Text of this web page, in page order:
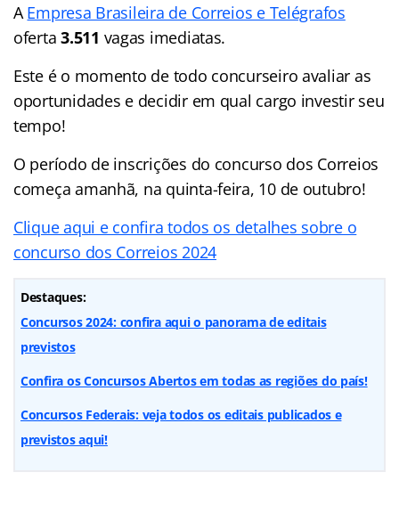
AEmpresa Brasileira de Correios e Telégrafos
oferta3.511 vagas imediatas.
Este é o momento de todo concurseiro avaliar as
oportunidades e decidir em qual cargo investir seu
tempo!
O período de inscrições do concurso dos Correios
começa amanhã, na quinta-feira, 10 de outubro!
Clique aqui e confira todos os detalhes sobre o
concurso dos Correios 2024
Destaques:
Concursos 2024: confira aqui o panorama de editais
previstos
Confira os Concursos Abertos em todas as regiões do país!
Concursos Federais: veja todos os editais publicados e
previstos aqui!